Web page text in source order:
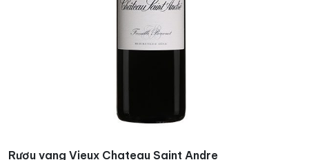
Rượu vang Vieux Chateau Saint Andre